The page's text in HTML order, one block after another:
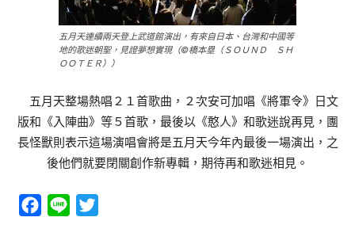
五月天連續兩天登上武道館演出，有來自日本、台灣和中國等
地的歌迷朝聖，見證夢想實現（©橋本塁（ＳＯＵＮＤ ＳＨ
ＯＯＴＥＲ））
五月天整場熱唱２１首歌曲，２次安可加唱《將軍令》日文
版和《入陣曲》等５首歌，最後以《憨人》和歌迷說再見，團
長怪獸則表示這場演唱會將是五月天今年內最後一場演出，之
後他們就要閉關創作新專輯，期待再和歌迷相見。
Facebook
Line